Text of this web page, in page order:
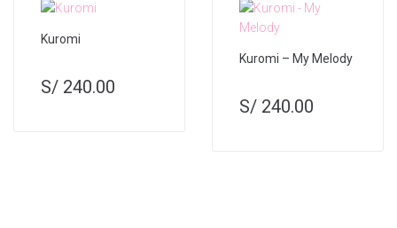
Kuromi
S/ 240.00
Kuromi – My Melody
S/ 240.00